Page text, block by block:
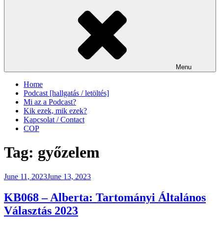
Menu
Home
Podcast [hallgatás / letöltés]
Mi az a Podcast?
Kik ezek, mik ezek?
Kapcsolat / Contact
COP
Tag: győzelem
Posted
June 11, 2023June 13, 2023
KB068 – Alberta: Tartományi Általános
Választás 2023